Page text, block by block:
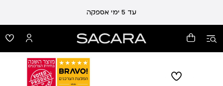
עד 5 ימי אספקה